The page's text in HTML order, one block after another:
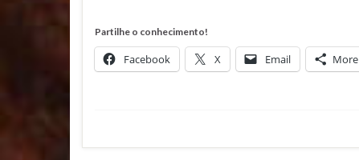
Partilhe o conhecimento!
Facebook X Email More